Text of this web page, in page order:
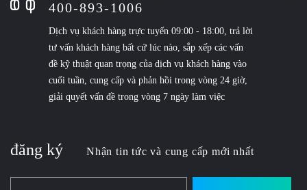
400-893-1006
Dịch vụ khách hàng trực tuyến 09:00 - 18:00, trả lời
tư vấn khách hàng bất cứ lúc nào, sắp xếp các vấn
đề kỹ thuật quan trọng của dịch vụ khách hàng vào
cuối tuần, cung cấp và phản hồi trong vòng 24 giờ,
giải quyết vấn đề trong vòng 7 ngày làm việc
đăng ký Nhận tin tức và cung cấp mới nhất